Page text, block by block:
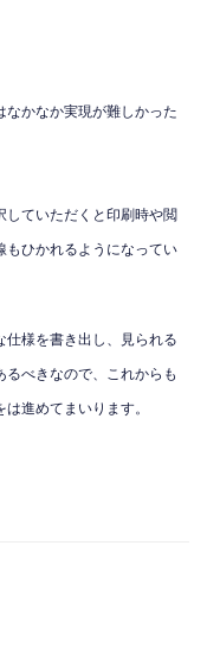
かなか実現が難しかった
していただくと印刷時や閲
もひかれるようになってい
様を書き出し、見られる
べきなので、これからも
進めてまいります。